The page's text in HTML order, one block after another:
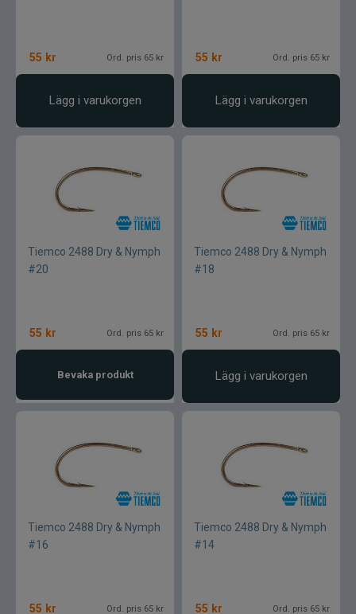
55 kr Ord. pris 65 kr
Lägg i varukorgen
55 kr Ord. pris 65 kr
Lägg i varukorgen
Tiemco 2488 Dry & Nymph
#20
55 kr Ord. pris 65 kr
Bevaka produkt
Tiemco 2488 Dry & Nymph
#18
55 kr Ord. pris 65 kr
Lägg i varukorgen
Tiemco 2488 Dry & Nymph
#16
55 kr Ord. pris 65 kr
Tiemco 2488 Dry & Nymph
#14
55 kr Ord. pris 65 kr